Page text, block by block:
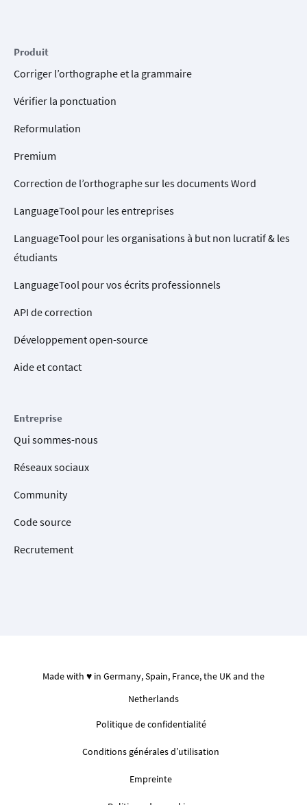
Produit
Corriger l’orthographe et la grammaire
Vérifier la ponctuation
Reformulation
Premium
Correction de l’orthographe sur les documents Word
LanguageTool pour les entreprises
LanguageTool pour les organisations à but non lucratif & les
étudiants
LanguageTool pour vos écrits professionnels
API de correction
Développement open-source
Aide et contact
Entreprise
Qui sommes-nous
Réseaux sociaux
Community
Code source
Recrutement
Made with ♥ in Germany, Spain, France, the UK and the
Netherlands
Politique de confidentialité
Conditions générales d’utilisation
Empreinte